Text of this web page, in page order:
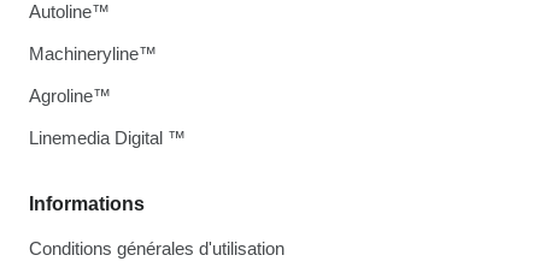
Informations
Conditions générales d'utilisation
Autoline™
Machineryline™
Agroline™
Linemedia Digital ™